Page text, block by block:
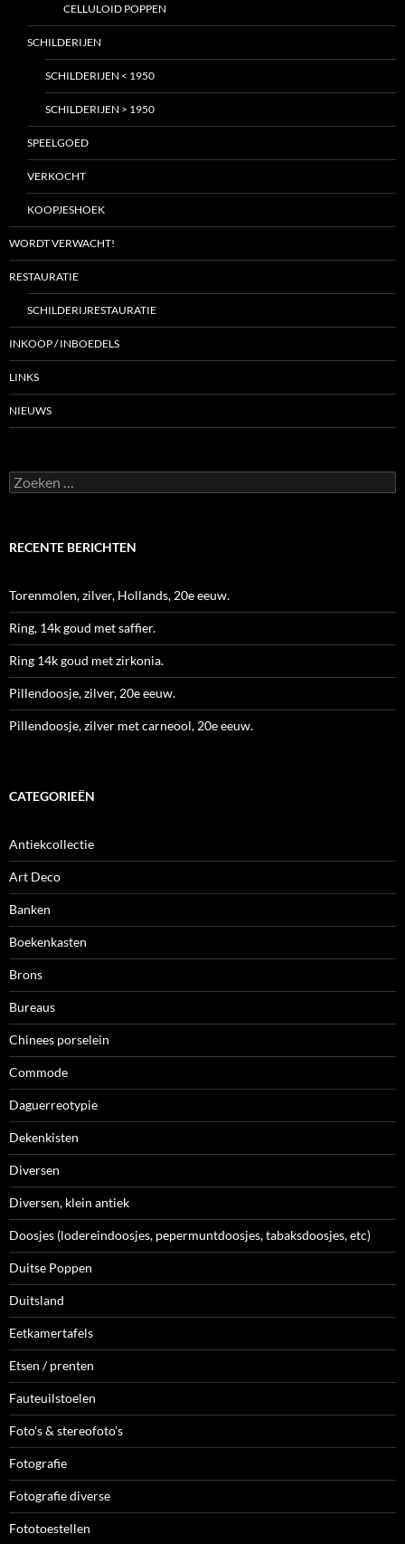
CELLULOID POPPEN
SCHILDERIJEN
SCHILDERIJEN < 1950
SCHILDERIJEN > 1950
SPEELGOED
VERKOCHT
KOOPJESHOEK
WORDT VERWACHT!
RESTAURATIE
SCHILDERIJRESTAURATIE
INKOOP / INBOEDELS
LINKS
NIEUWS
Zoeken
naar:
RECENTE BERICHTEN
Torenmolen, zilver, Hollands, 20e eeuw.
Ring, 14k goud met saffier.
Ring 14k goud met zirkonia.
Pillendoosje, zilver, 20e eeuw.
Pillendoosje, zilver met carneool, 20e eeuw.
CATEGORIEËN
Antiekcollectie
Art Deco
Banken
Boekenkasten
Brons
Bureaus
Chinees porselein
Commode
Daguerreotypie
Dekenkisten
Diversen
Diversen, klein antiek
Doosjes (lodereindoosjes, pepermuntdoosjes, tabaksdoosjes, etc)
Duitse Poppen
Duitsland
Eetkamertafels
Etsen / prenten
Fauteuilstoelen
Foto's & stereofoto's
Fotografie
Fotografie diverse
Fototoestellen